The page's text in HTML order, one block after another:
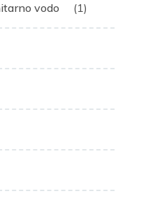
vodo (1)